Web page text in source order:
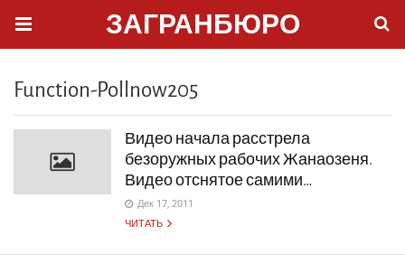
ЗАГРАНБЮРО
Function-Pollnow205
Видео начала расстрела
безоружных рабочих Жанаозеня.
Видео отснятое самими…
Дек 17, 2011
ЧИТАТЬ